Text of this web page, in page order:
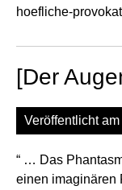
hoefliche-
[Der
Veröffentlicht am
“ … Das
einen imaginären